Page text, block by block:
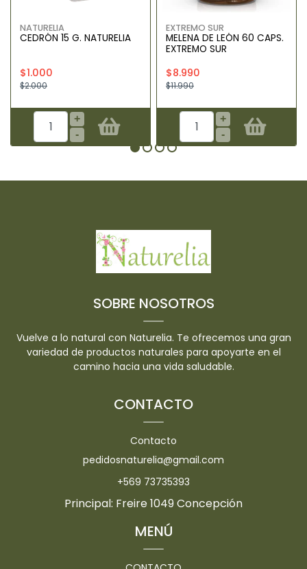
NATURELIA
CEDRÓN 15 G. NATURELIA
$1.000
$2.000
+
-
EXTREMO SUR
MELENA DE LEÓN 60 CAPS.
EXTREMO SUR
$8.990
$11.990
+
-
SOBRE NOSOTROS
Vuelve a lo natural con Naturelia. Te ofrecemos una gran
variedad de productos naturales para apoyarte en el
camino hacia una vida saludable.
CONTACTO
Contacto
pedidosnaturelia@gmail.com
+569 73735393
Principal: Freire 1049 Concepción
MENÚ